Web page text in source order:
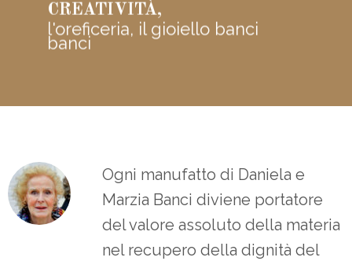
CREATIVITÀ,
l'oreficeria, il gioiello banci
banci
Ogni manufatto di Daniela e
Marzia Banci diviene portatore
del valore assoluto della materia
nel recupero della dignità del